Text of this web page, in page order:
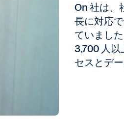
On 社は、
長に対応
ていまし
3,700 人
セスとデ